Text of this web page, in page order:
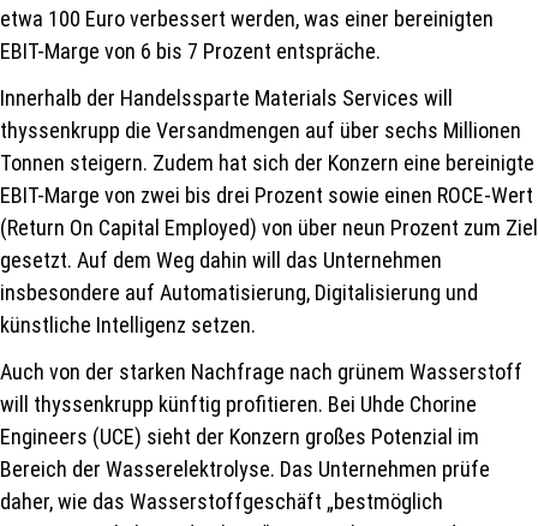
etwa 100 Euro verbessert werden, was einer bereinigten
EBIT-Marge von 6 bis 7 Prozent entspräche.
Innerhalb der Handelssparte Materials Services will
thyssenkrupp die Versandmengen auf über sechs Millionen
Tonnen steigern. Zudem hat sich der Konzern eine bereinigte
EBIT-Marge von zwei bis drei Prozent sowie einen ROCE-Wert
(Return On Capital Employed) von über neun Prozent zum Ziel
gesetzt. Auf dem Weg dahin will das Unternehmen
insbesondere auf Automatisierung, Digitalisierung und
künstliche Intelligenz setzen.
Auch von der starken Nachfrage nach grünem Wasserstoff
will thyssenkrupp künftig profitieren. Bei Uhde Chorine
Engineers (UCE) sieht der Konzern großes Potenzial im
Bereich der Wasserelektrolyse. Das Unternehmen prüfe
daher, wie das Wasserstoffgeschäft „bestmöglich